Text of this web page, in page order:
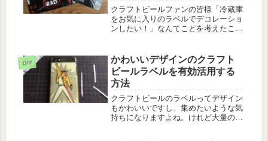
クラフトビールファンの皆様「冷蔵庫
をお気に入りのラベルでデコレーショ
ンしたい！」なんてことを考えたこと
いえ、実際にラベルを貼ろうとすると
ちょっとした抵抗感もあるモノです。
そ...
DIY
かわいいデザインのクラフト
ビールラベルを有効活用する
方法
クラフトビールのラベルってデザイン
もかわいいですし、集めたいような気
持ちになりますよね。けれど大量の缶